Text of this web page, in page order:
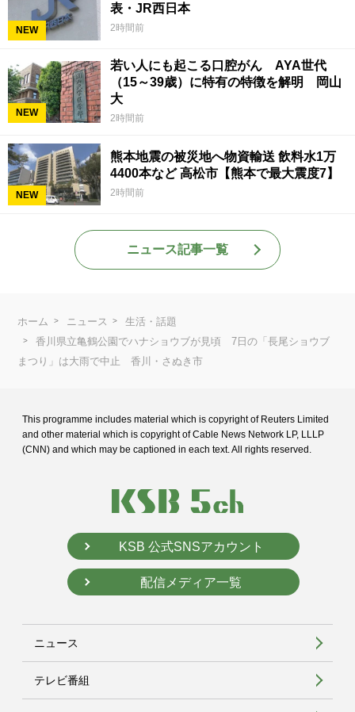
NEW
表・JR西日本
2時間前
NEW
若い人にも起こる口腔がん AYA世代
（15～39歳）に特有の特徴を解明 岡山
大
2時間前
NEW
熊本地震の被災地へ物資輸送 飲料水1万
4400本など 高松市【熊本で最大震度7】
2時間前
ニュース記事一覧
ホーム ニュース
生活・話題
香川県立亀鶴公園でハナショウブが見頃 7日の「長尾ショウブ
まつり」は大雨で中止 香川・さぬき市
This programme includes material which is copyright of Reuters Limited
and other material which is copyright of Cable News Network LP, LLLP
(CNN) and which may be captioned in each text. All rights reserved.
KSB 公式SNSアカウント
配信メディア一覧
ニュース
テレビ番組